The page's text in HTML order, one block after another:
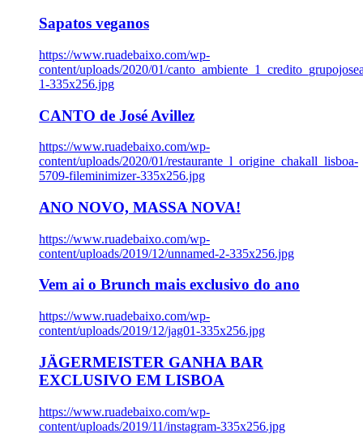
Sapatos veganos
https://www.ruadebaixo.com/wp-
content/uploads/2020/01/
1-335x256.jpg
CANTO de José Avillez
https://www.ruadebaixo.com/wp-
content/uploads/2020/01/restaurante_l_origine_chakall_lisboa-
5709-fileminimizer-335x256.jpg
ANO NOVO, MASSA NOVA!
https://www.ruadebaixo.com/wp-
content/uploads/2019/12/unnamed-2-335x256.jpg
Vem ai o Brunch mais exclusivo do ano
https://www.ruadebaixo.com/wp-
content/uploads/2019/12/jag01-335x256.jpg
JÄGERMEISTER GANHA BAR
EXCLUSIVO EM LISBOA
https://www.ruadebaixo.com/wp-
content/uploads/2019/11/instagram-335x256.jpg